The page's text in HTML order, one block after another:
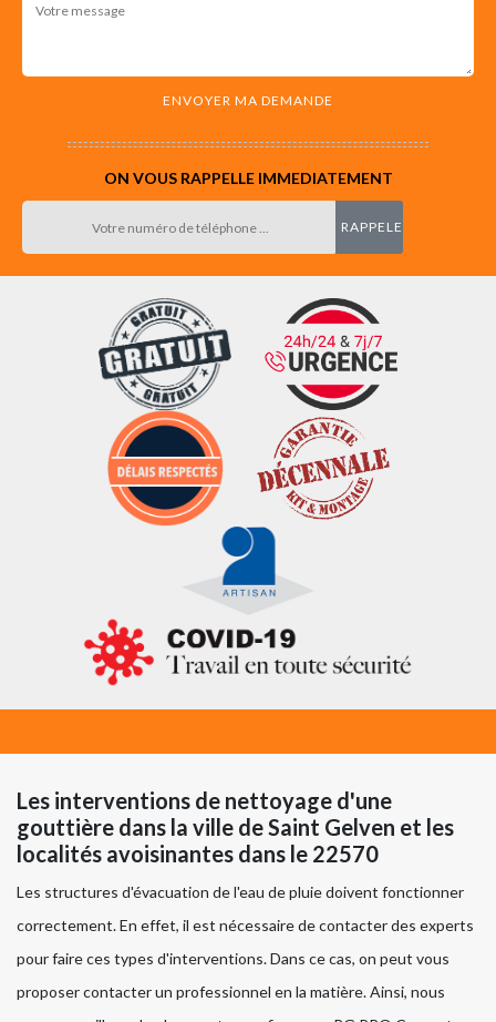
ON VOUS RAPPELLE IMMEDIATEMENT
Les interventions de nettoyage d'une
gouttière dans la ville de Saint Gelven et les
localités avoisinantes dans le 22570
Les structures d'évacuation de l'eau de pluie doivent fonctionner
correctement. En effet, il est nécessaire de contacter des experts
pour faire ces types d'interventions. Dans ce cas, on peut vous
proposer contacter un professionnel en la matière. Ainsi, nous